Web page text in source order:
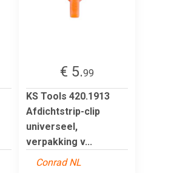
€ 5.99
KS Tools 420.1913
Afdichtstrip-clip
universeel,
verpakking v...
Conrad NL